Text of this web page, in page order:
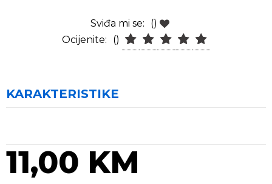
Sviđa mi se:
()
Ocijenite:
()
KARAKTERISTIKE
11,00 KM